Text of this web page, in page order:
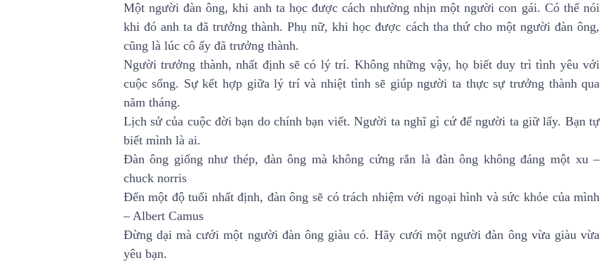
Một người đàn ông, khi anh ta học được cách nhường nhịn một người con gái. Có thể nói
khi đó anh ta đã trưởng thành. Phụ nữ, khi học được cách tha thứ cho một người đàn ông,
cũng là lúc cô ấy đã trưởng thành.
Người trưởng thành, nhất định sẽ có lý trí. Không những vậy, họ biết duy trì tình yêu với
cuộc sống. Sự kết hợp giữa lý trí và nhiệt tình sẽ giúp người ta thực sự trưởng thành qua
năm tháng.
Lịch sử của cuộc đời bạn do chính bạn viết. Người ta nghĩ gì cứ để người ta giữ lấy. Bạn tự
biết mình là ai.
Đàn ông giống như thép, đàn ông mà không cứng rắn là đàn ông không đáng một xu –
chuck norris
Đến một độ tuổi nhất định, đàn ông sẽ có trách nhiệm với ngoại hình và sức khỏe của mình
– Albert Camus
Đừng dại mà cưới một người đàn ông giàu có. Hãy cưới một người đàn ông vừa giàu vừa
yêu bạn.